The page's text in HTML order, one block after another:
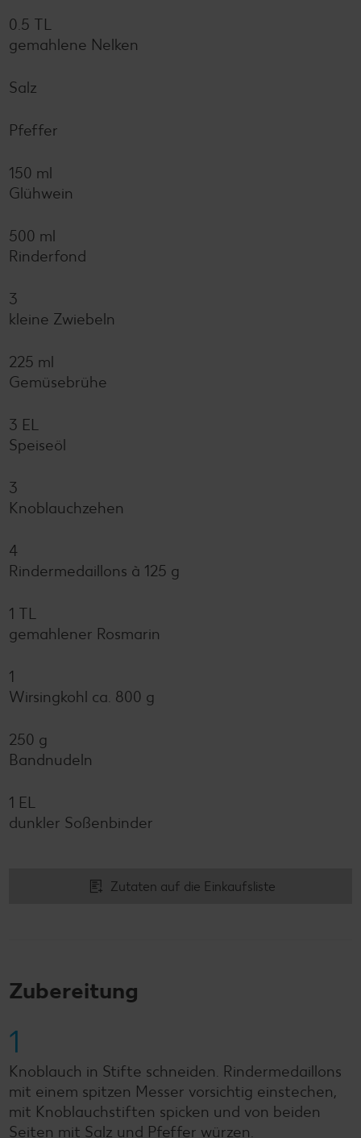
0.5 TL
gemahlene Nelken
Salz
Pfeffer
150 ml
Glühwein
500 ml
Rinderfond
3
kleine Zwiebeln
225 ml
Gemüsebrühe
3 EL
Speiseöl
3
Knoblauchzehen
4
Rindermedaillons à 125 g
1 TL
gemahlener Rosmarin
1
Wirsingkohl ca. 800 g
250 g
Bandnudeln
1 EL
dunkler Soßenbinder
Zutaten auf die Einkaufsliste
Zubereitung
1
Knoblauch in Stifte schneiden. Rindermedaillons
mit einem spitzen Messer vorsichtig einstechen,
mit Knoblauchstiften spicken und von beiden
Seiten mit Salz und Pfeffer würzen.